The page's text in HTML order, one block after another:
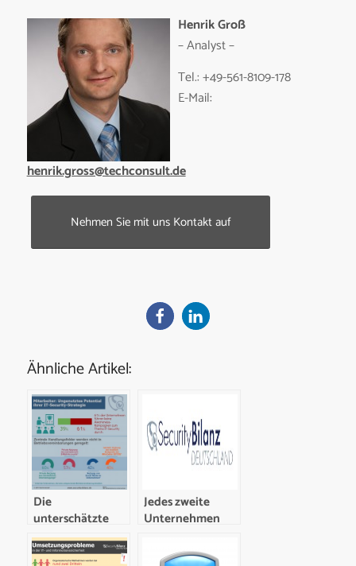
Henrik Groß
– Analyst –
Tel.: +49-561-8109-178
E-Mail:
henrik.gross@techconsult.de
Nehmen Sie mit uns Kontakt auf
Ähnliche Artikel:
Die
unterschätzte
Rolle der
Mitarbeiter für
Jedes zweite
Unternehmen